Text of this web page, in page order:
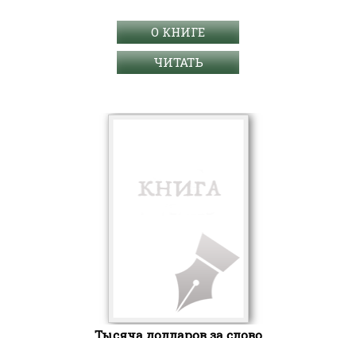
О КНИГЕ
ЧИТАТЬ
Тысяча долларов за слово